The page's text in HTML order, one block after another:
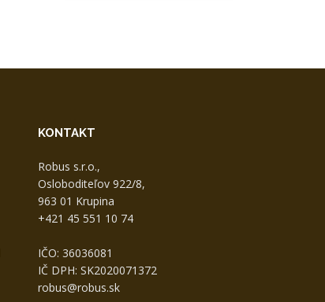
KONTAKT
Robus s.r.o.,
Osloboditeľov 922/8,
963 01 Krupina
+421 45 551 10 74
IČO: 36036081
IČ DPH: SK2020071372
robus@robus.sk